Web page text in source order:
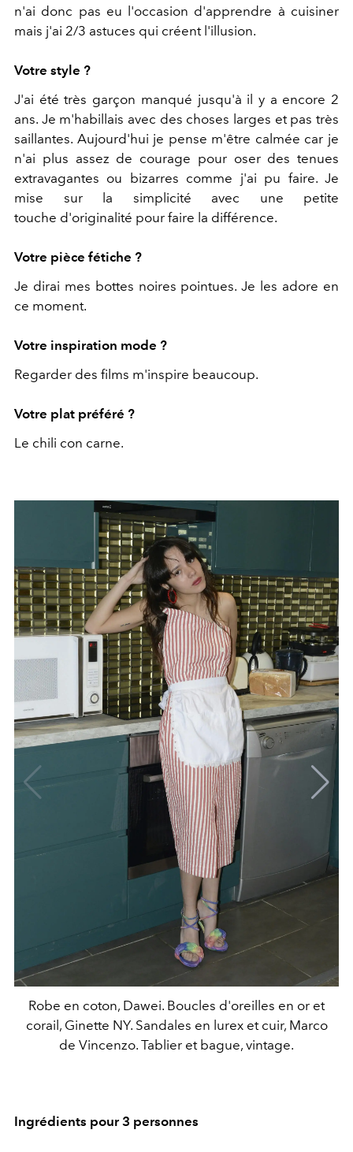
n'ai donc pas eu l'occasion d'apprendre à cuisiner
mais j'ai 2/3 astuces qui créent l'illusion.
Votre style ?
J'ai été très garçon manqué jusqu'à il y a encore 2
ans. Je m'habillais avec des choses larges et pas très
saillantes. Aujourd'hui je pense m'être calmée car je
n'ai plus assez de courage pour oser des tenues
extravagantes ou bizarres comme j'ai pu faire. Je
mise sur la simplicité avec une petite
touche d'originalité pour faire la différence.
Votre pièce fétiche ?
Je dirai mes bottes noires pointues. Je les adore en
ce moment.
Votre inspiration mode ?
Regarder des films m'inspire beaucoup.
Votre plat préféré ?
Le chili con carne.
Robe en coton, Dawei. Boucles d'oreilles en or et
corail, Ginette NY. Sandales en lurex et cuir, Marco
de Vincenzo. Tablier et bague, vintage.
Ingrédients pour 3 personnes